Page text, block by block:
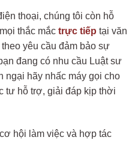
thoại, chúng tôi còn hỗ
thắc mắc trực tiếp tại văn
yêu cầu đảm bảo sự
đang có nhu cầu Luật sư
ngại hãy nhấc máy gọi cho
tư hỗ trợ, giải đáp kịp thời
hội làm việc và hợp tác